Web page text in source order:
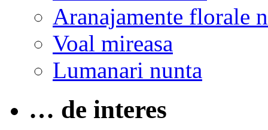
Aranajamente florale
Voal mireasa
Lumanari nunta
… de interes